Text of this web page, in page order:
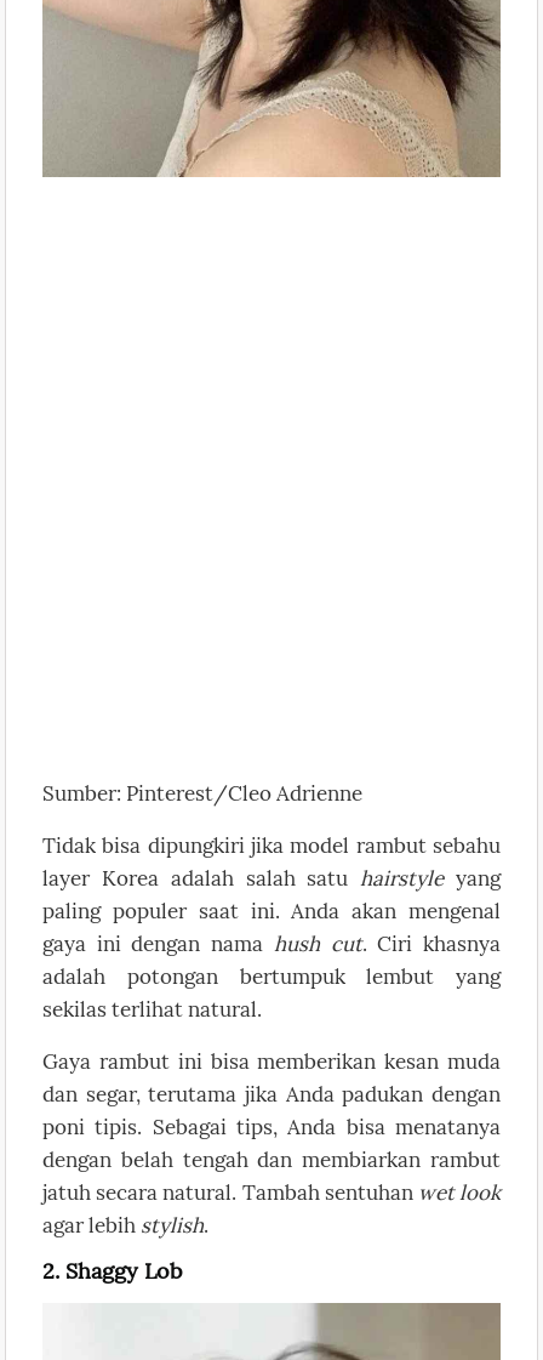
Sumber: Pinterest/Cleo Adrienne
Tidak bisa dipungkiri jika model rambut sebahu
layer Korea adalah salah satu hairstyleyang
paling populer saat ini. Anda akan mengenal
gaya ini dengan nama
hush cut. Ciri khasnya
adalah potongan bertumpuk lembut yang
sekilas terlihat natural.
Gaya rambut ini bisa memberikan kesan muda
dan segar, terutama jika Anda padukan dengan
poni tipis. Sebagai tips, Anda bisa menatanya
dengan belah tengah dan membiarkan rambut
jatuh secara natural. Tambah sentuhan wet look
agar lebih stylish.
2. Shaggy Lob